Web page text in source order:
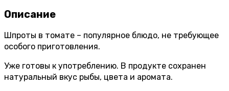
Описание
Шпроты в томате – популярное блюдо, не требующее
особого приготовления.
Уже готовы к употреблению. В продукте сохранен
натуральный вкус рыбы, цвета и аромата.